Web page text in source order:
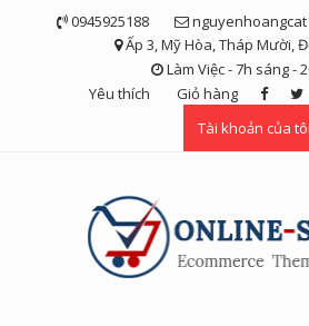
0945925188
Ấp 3, Mỹ Hòa, Tháp Mười,
Làm Việc - 7h sáng -
Yêu thích
Giỏ hàng
Tài khoản của tôi